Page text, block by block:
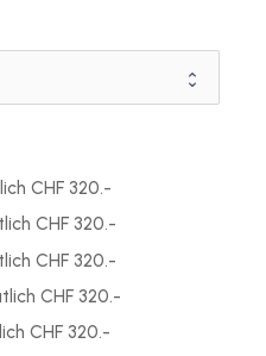
CHF 320.-
CHF 320.-
CHF 320.-
CHF 320.-
CHF 320.-